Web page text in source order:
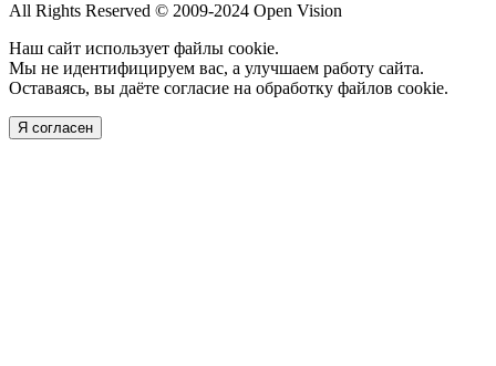
All Rights Reserved © 2009-2024 Open Vision
Наш сайт использует файлы cookie.
Мы не идентифицируем вас, а улучшаем работу сайта.
Оставаясь, вы даёте согласие на обработку файлов cookie.
Я согласен